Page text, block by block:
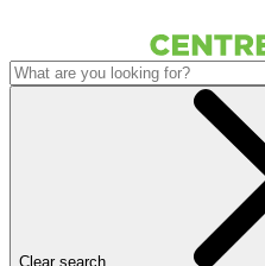
Clear search